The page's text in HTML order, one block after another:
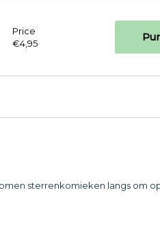
Price
€4,95
sterrenkomieken langs om